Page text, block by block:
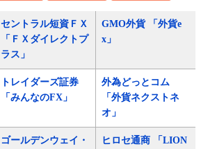
セントラル短資ＦＸ
「ＦＸダイレクトプ
ラス」
GMO外貨 「外貨e
x」
トレイダーズ証券
「みんなのFX」
外為どっとコム
「外貨ネクストネ
オ」
ゴールデンウェイ・
ヒロセ通商 「LION